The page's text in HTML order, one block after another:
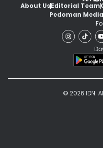
About UsEditorial Team
Pedoman
© 2026 IDN.